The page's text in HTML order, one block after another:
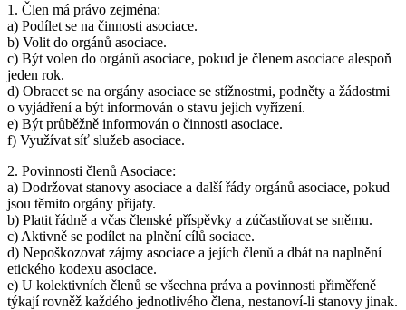
1. Člen má právo zejména:
a) Podílet se na činnosti asociace.
b) Volit do orgánů asociace.
c) Být volen do orgánů asociace, pokud je členem asociace alespoň
jeden rok.
d) Obracet se na orgány asociace se stížnostmi, podněty a žádostmi
o vyjádření a být informován o stavu jejich vyřízení.
e) Být průběžně informován o činnosti asociace.
f) Využívat síť služeb asociace.
2. Povinnosti členů Asociace:
a) Dodržovat stanovy asociace a další řády orgánů asociace, pokud
jsou těmito orgány přijaty.
b) Platit řádně a včas členské příspěvky a zúčastňovat se sněmu.
c) Aktivně se podílet na plnění cílů sociace.
d) Nepoškozovat zájmy asociace a jejích členů a dbát na naplnění
etického kodexu asociace.
e) U kolektivních členů se všechna práva a povinnosti přiměřeně
týkají rovněž každého jednotlivého člena, nestanoví-li stanovy jinak.